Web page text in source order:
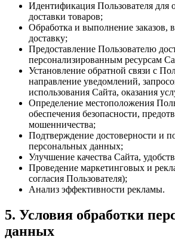
Идентификация Пользователя для
доставки товаров;
Обработка и выполнение заказов,
доставку;
Предоставление Пользователю
персонализированным ресурсам
Установление обратной связи с
направление уведомлений,
использования Сайта, оказания
Определение местоположения
обеспечения безопасности,
мошенничества;
Подтверждение достоверности и
персональных данных;
Улучшение качества Сайта,
Проведение маркетинговых и
согласия Пользователя);
Анализ эффективности рекламы.
5. Условия обработки
данных